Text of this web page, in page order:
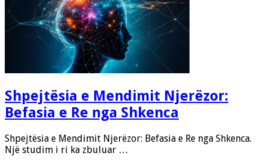
Shpejtësia e Mendimit Njerëzor:
Befasia e Re nga Shkenca
Shpejtësia e Mendimit Njerëzor: Befasia e Re nga Shkenca.
Një studim i ri ka zbuluar …